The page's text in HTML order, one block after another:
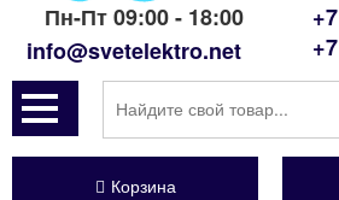
Пн-Пт 09:00 - 18:00
info@svetelektro.net
Корзина